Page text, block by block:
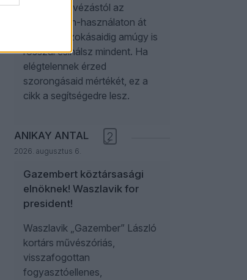
a reggeli kávézástól az
okostelefon-használaton át
az alvási szokásaidig amúgy is
rosszul csinálsz mindent. Ha
elégtelennek érzed
szorongásaid mértékét, ez a
cikk a segítségedre lesz.
ANIKAY ANTAL
2026. augusztus 6.
2
Gazembert köztársasági
elnöknek! Waszlavik for
president!
Waszlavik „Gazember” László
kortárs művészóriás,
visszafogottan
fogyasztóellenes,